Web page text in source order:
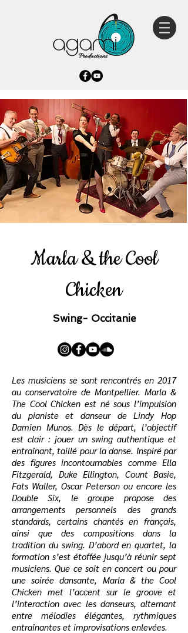
Marla & the Cool
Chicken
Swing- Occitanie
Les musiciens se sont rencontrés en 2017
au conservatoire de Montpellier. Marla &
The Cool Chicken est né sous l’impulsion
du pianiste et danseur de Lindy Hop
Damien Munos. Dès le départ, l’objectif
est clair : jouer un swing authentique et
entraînant, taillé pour la danse. Inspiré par
des figures incontournables comme Ella
Fitzgerald, Duke Ellington, Count Basie,
Fats Waller, Oscar Peterson ou encore les
Double Six, le groupe propose des
arrangements personnels des grands
standards, certains chantés en français,
ainsi que des compositions dans la
tradition du swing. D’abord en quartet, la
formation s’est étoffée jusqu’à réunir sept
musiciens. Que ce soit en concert ou pour
une soirée dansante, Marla & the Cool
Chicken met l’accent sur le groove et
l’interaction avec les danseurs, alternant
entre mélodies élégantes, rythmiques
entraînantes et improvisations enlevées.